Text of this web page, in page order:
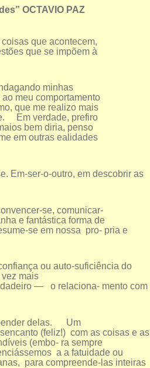
OCTAVIO PAZ
que acontecem,
que se impõem à
minhas
meu comportamento
que me realizo mais
Em verdade, prefiro
bem diria, penso
em outras ealidades
Em-ser-o-outro, em descobrir as
se, comunicar-
e fantástica forma de
se em nossa pro- pria e
ou auto-suficiência do
mais
— o relaciona- mento com
delas. Um
(feliz!) com as coisas e as
(embo- ra sempre
a a fatuidade ou
para compreende-las inteiras